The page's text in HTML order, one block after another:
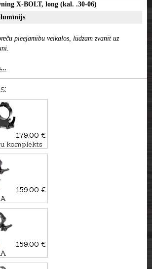
X-BOLT, long (kal. .30-06)
pieejamību veikalos, lūdzam zvanīt uz
179.00 €
komplekts
159.00 €
Kronšteinu
BH-
159.00 €
Kronšteinu